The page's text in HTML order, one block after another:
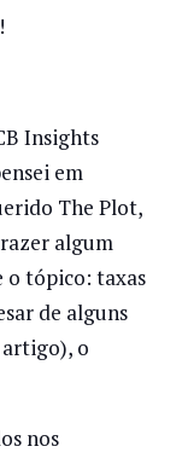
Insights
em
The Plot,
algum
o tópico: taxas
de alguns
o
nos